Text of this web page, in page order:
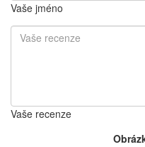
Vaše jméno
Vaše recenze